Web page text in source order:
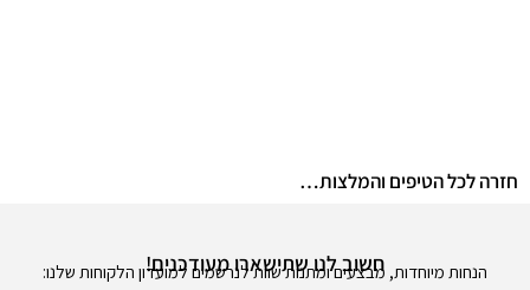
חזרה לכל הטיפים והמלצות…
חשוב לנו שתישארו מעודכנים!
הנחות מיוחדות, מבצעים ומתנות שוות לנרשמים למועדון הלקוחות שלנו: